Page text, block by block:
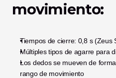
movimiento:
Tiempos de cierre: 0,8 s (Zeus
Múltiples tipos de agarre para
Los dedos se mueven de
rango de movimiento